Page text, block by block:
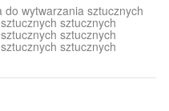
do wytwarzania sztucznych
sztucznych
sztucznych
sztucznych